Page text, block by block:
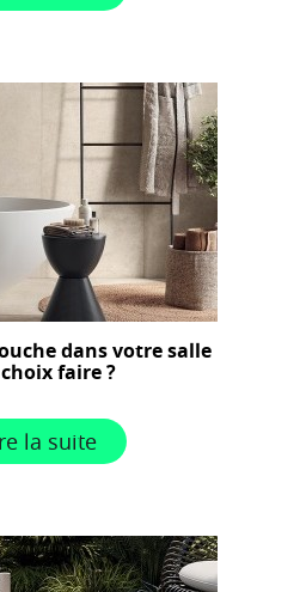
dans votre salle
faire ?
la suite